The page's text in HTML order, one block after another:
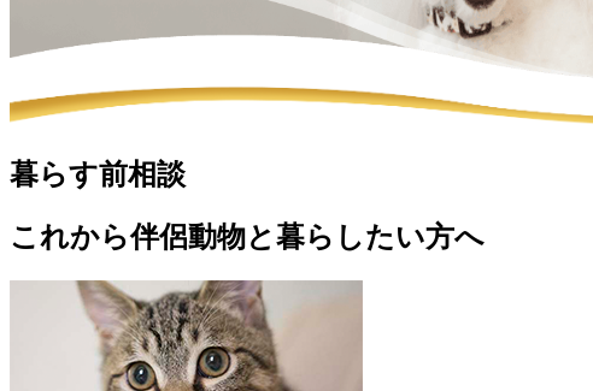
暮らす前相談
これから伴侶動物と暮らしたい方へ